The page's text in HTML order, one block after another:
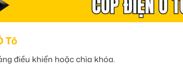
Tô
điều khiển hoặc chìa khóa.